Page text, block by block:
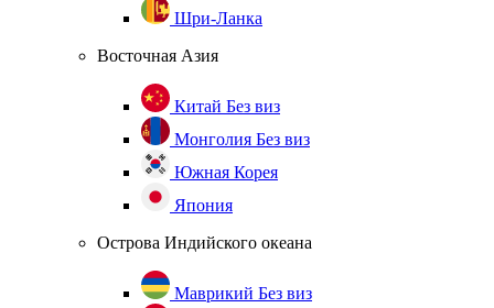
Шри-Ланка
Восточная Азия
Китай Без виз
Монголия Без виз
Южная Корея
Япония
Острова Индийского океана
Маврикий Без виз